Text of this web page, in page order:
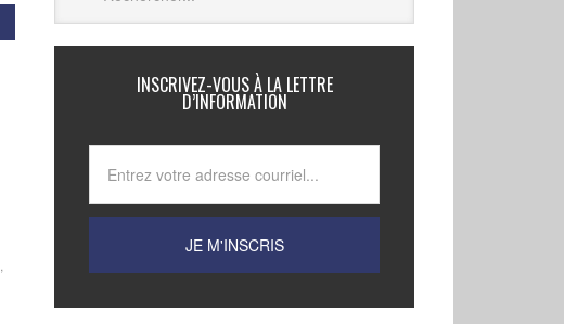
INSCRIVEZ-VOUS À LA LETTRE
D’INFORMATION